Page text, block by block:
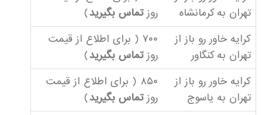
تهران به کرمانشاه
روزتماس بگیرید)
کرایه خاور رو باز از
تهران به کنگاور
۷۰۰ ( برای اطلاع از قیمت
روزتماس بگیرید)
کرایه خاور رو باز از
تهران به یاسوج
۸۵۰ ( برای اطلاع از قیمت
روزتماس بگیرید)